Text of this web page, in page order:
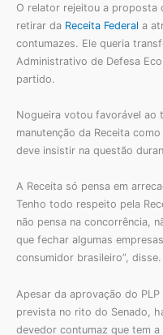
O relator rejeitou a proposta
retirar da Receita Federal a
contumazes. Ele queria
Administrativo de Defesa
partido.
Nogueira votou favorável ao
manutenção da Receita
deve insistir na questão
A Receita só pensa em
Tenho todo respeito pela
não pensa na concorrência,
que fechar algumas
consumidor brasileiro”, disse.
Apesar da aprovação do
prevista no rito do Senado,
devedor contumaz que tem